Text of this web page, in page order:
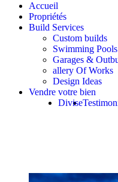
Accueil
Propriétés
Build Services
Custom builds
Swimming Pools
Garages &
allery Of Works
Design Ideas
Vendre votre bien
Divise